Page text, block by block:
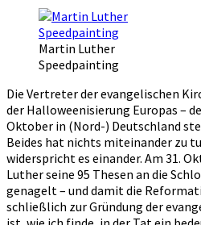
Martin Luther
Speedpainting
Die Vertreter der evangelischen
der Halloweenisierung Europas –
Oktober in (Nord-) Deutschland
Beides hat nichts miteinander zu
widerspricht es einander. Am 31.
Luther seine 95 Thesen an die
genagelt – und damit die
schließlich zur Gründung der